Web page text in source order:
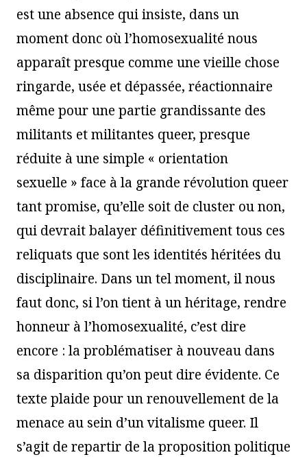
est une absence qui insiste, dans un
moment donc où l’homosexualité nous
apparaît presque comme une vieille chose
ringarde, usée et dépassée, réactionnaire
même pour une partie grandissante des
militants et militantes queer, presque
réduite à une simple « orientation
sexuelle » face à la grande révolution queer
tant promise, qu’elle soit de cluster ou non,
qui devrait balayer définitivement tous ces
reliquats que sont les identités héritées du
disciplinaire. Dans un tel moment, il nous
faut donc, si l’on tient à un héritage, rendre
honneur à l’homosexualité, c’est dire
encore : la problématiser à nouveau dans
sa disparition qu’on peut dire évidente. Ce
texte plaide pour un renouvellement de la
menace au sein d’un vitalisme queer. Il
s’agit de repartir de la proposition politique